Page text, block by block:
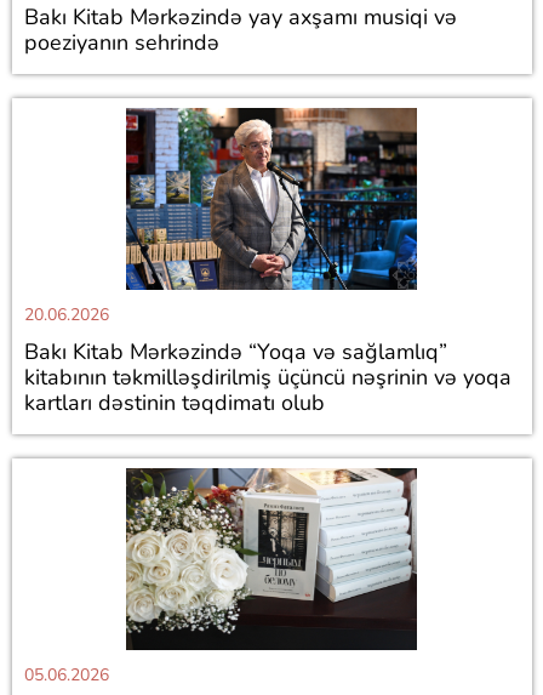
Bakı Kitab Mərkəzində yay axşamı musiqi və
poeziyanın sehrində
20.06.2026
Bakı Kitab Mərkəzində “Yoqa və sağlamlıq”
kitabının təkmilləşdirilmiş üçüncü nəşrinin və yoqa
kartları dəstinin təqdimatı olub
05.06.2026